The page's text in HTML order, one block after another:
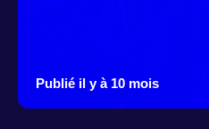
Publié il y à 10 mois